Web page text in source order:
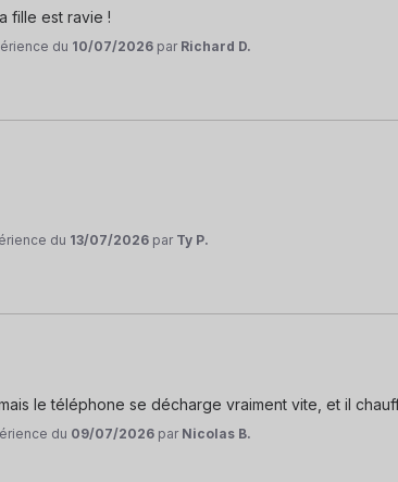
fille est ravie !
du 10/07/2026 par Richard D.
du 13/07/2026 par Ty P.
mais le téléphone se décharge vraiment vite, et il
du 09/07/2026 par Nicolas B.